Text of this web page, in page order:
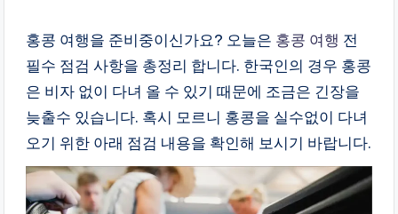
로
그
홍콩 여행을 준비중이신가요? 오늘은 홍콩 여행 전
필수 점검 사항을 총정리 합니다. 한국인의 경우 홍콩
은 비자 없이 다녀 올 수 있기 때문에 조금은 긴장을
늦출수 있습니다. 혹시 모르니 홍콩을 실수없이 다녀
오기 위한 아래 점검 내용을 확인해 보시기 바랍니다.